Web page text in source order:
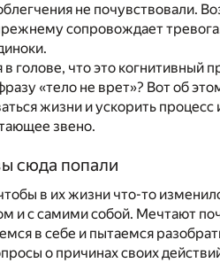
не почувствовали.
сопровождает
что это когнитивный
«тело не врет»? Вот об
жизни и ускорить
звено.
сюда попали
в их жизни что-то
с самими собой. Мечтают
в себе и пытаемся
о причинах своих